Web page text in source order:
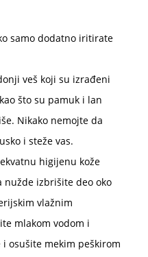
samo dodatno iritirate
veš koji su izrađeni
što su pamuk i lan
Nikako nemojte da
i steže vas.
higijenu kože
nužde izbrišite deo oko
vlažnim
mlakom vodom i
osušite mekim peškirom